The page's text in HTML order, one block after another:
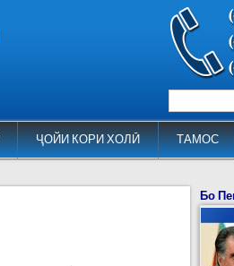
ҶОЙИ КОРИ ХОЛӢ ТАМОС
Бо